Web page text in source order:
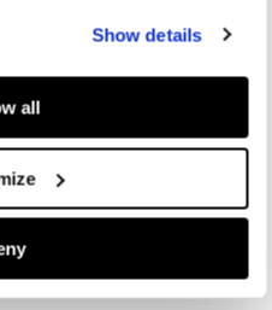
Show details
all
en tienda
50€ y devolución gratuita